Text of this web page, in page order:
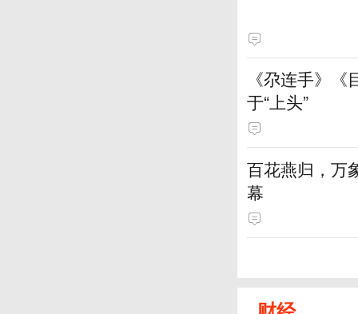
《尕连手》
于“上头”
百花燕归，万
幕